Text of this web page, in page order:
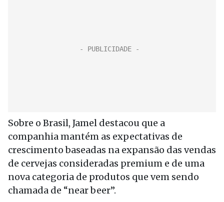
Sobre o Brasil, Jamel destacou que a
companhia mantém as expectativas de
crescimento baseadas na expansão das vendas
de cervejas consideradas premium e de uma
nova categoria de produtos que vem sendo
chamada de “near beer”.